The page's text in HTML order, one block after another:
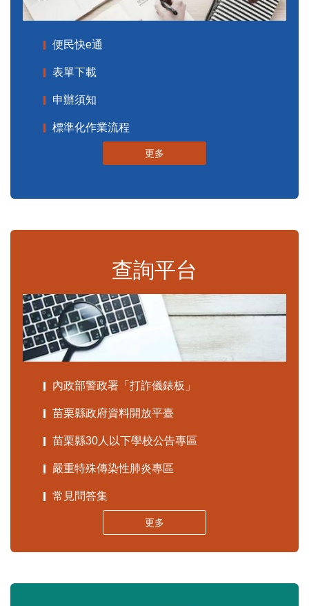
便民快e通
表單下載
申辦須知
標準化作業流程
更多
查詢平台
內政部警政署「打詐儀錶板」
苗栗縣政府資料開放平臺
苗栗縣30人以下學校公告專區
嚴重特殊傳染性肺炎專區
常見問答集
更多